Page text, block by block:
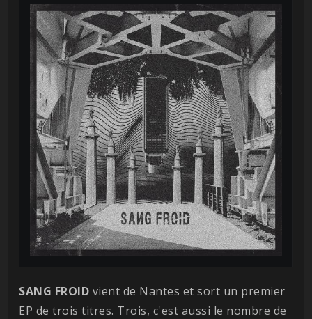
SANG FROID vient de Nantes et sort un premier
EP de trois titres. Trois, c'est aussi le nombre de